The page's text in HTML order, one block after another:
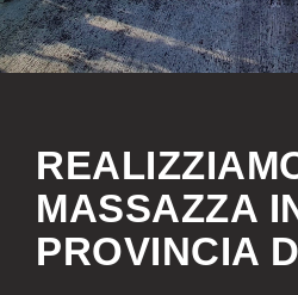
MASSAZZA
PROVINCIA